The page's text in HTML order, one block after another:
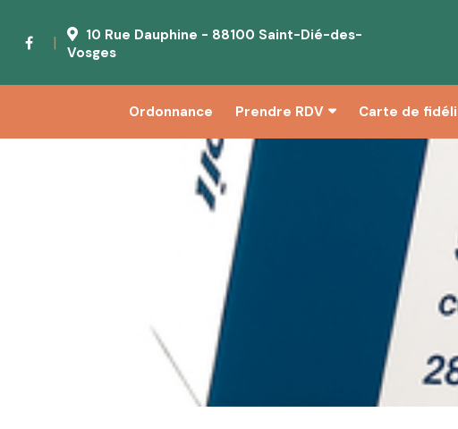
|
10 Rue Dauphine - 88100 Saint-Dié-des-
Vosges
Ordonnance Prendre RDV Carte de